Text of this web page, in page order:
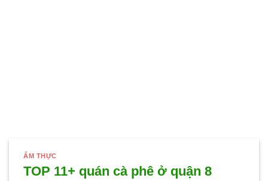
ẨM THỰC
TOP 11+ quán cà phê ở quận 8